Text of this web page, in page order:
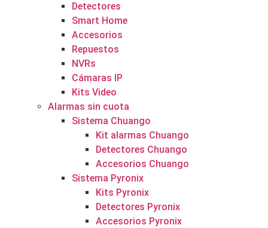
Detectores
Smart Home
Accesorios
Repuestos
NVRs
Cámaras IP
Kits Video
Alarmas sin cuota
Sistema Chuango
Kit alarmas Chuango
Detectores Chuango
Accesorios Chuango
Sistema Pyronix
Kits Pyronix
Detectores Pyronix
Accesorios Pyronix